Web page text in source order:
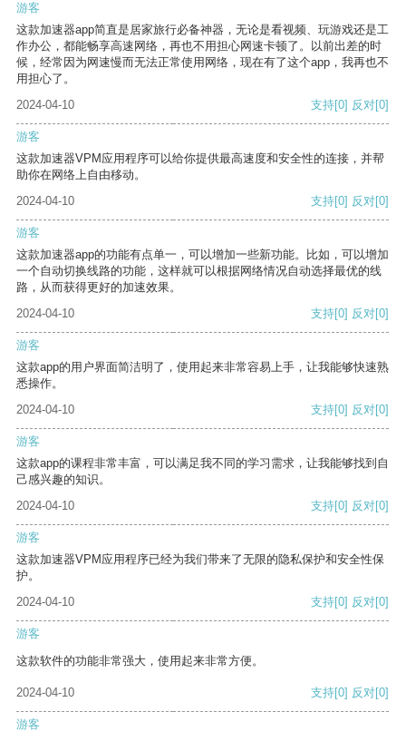
游客
这款加速器app简直是居家旅行必备神器，无论是看视频、玩游戏还是工
作办公，都能畅享高速网络，再也不用担心网速卡顿了。以前出差的时
候，经常因为网速慢而无法正常使用网络，现在有了这个app，我再也不
用担心了。
2024-04-10
支持[0] 反对[0]
游客
这款加速器VPM应用程序可以给你提供最高速度和安全性的连接，并帮
助你在网络上自由移动。
2024-04-10
支持[0] 反对[0]
游客
这款加速器app的功能有点单一，可以增加一些新功能。比如，可以增加
一个自动切换线路的功能，这样就可以根据网络情况自动选择最优的线
路，从而获得更好的加速效果。
2024-04-10
支持[0] 反对[0]
游客
这款app的用户界面简洁明了，使用起来非常容易上手，让我能够快速熟
悉操作。
2024-04-10
支持[0] 反对[0]
游客
这款app的课程非常丰富，可以满足我不同的学习需求，让我能够找到自
己感兴趣的知识。
2024-04-10
支持[0] 反对[0]
游客
这款加速器VPM应用程序已经为我们带来了无限的隐私保护和安全性保
护。
2024-04-10
支持[0] 反对[0]
游客
这款软件的功能非常强大，使用起来非常方便。
2024-04-10 支持[0] 反对[0]
游客